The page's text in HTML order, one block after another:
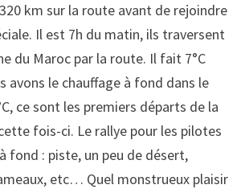
km sur la route avant de rejoindre
Il est 7h du matin, ils traversent
du Maroc par la route. Il fait 7°C
avons le chauffage à fond dans le
ce sont les premiers départs de la
fois-ci. Le rallye pour les pilotes
fond : piste, un peu de désert,
etc… Quel monstrueux plaisir